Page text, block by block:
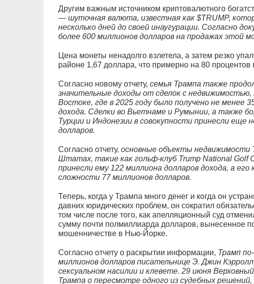
Другим важным источником криптовалютного
— шуточная валюта, известная как $TRUMP,
несколько дней до своей инаугурации. Согласно
более 600 миллионов долларов на продажах этой
Цена монеты ненадолго взлетела, а затем резко
районе 1,67 доллара, что примерно на 80
Согласно новому отчету, семья Трампа также
значительные доходы от сделок с
Востоке, где в 2025 году было получено не менее
дохода. Сделки во Вьетнаме и Румынии, а также
Турции и Индонезии в совокупности принесли еще
долларов.
Согласно отчету, основные объекты недвижимости
Штатах, такие как гольф-клуб Trump National Golf
принесли ему 122 миллиона долларов дохода, а его
сложности 77 миллионов долларов.
Теперь, когда у Трампа много денег и когда он
давних юридических проблем, он сократил
том числе после того, как апелляционный суд
сумму почти полмиллиарда долларов, вынесенное
мошенничестве в Нью-Йорке.
Согласно отчету о раскрытии информации, Трамп
миллионов долларов писательнице Э. Джин
сексуальном насилии и клевете. 29 июня
Трампа о пересмотре одного из судебных